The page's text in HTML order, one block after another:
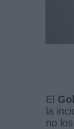
El
la
no